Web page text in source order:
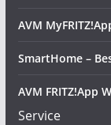
AVM
SmartHome –
AVM FRITZ!App
Service